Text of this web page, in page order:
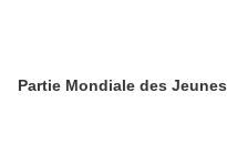
Partie Mondiale des Jeunes